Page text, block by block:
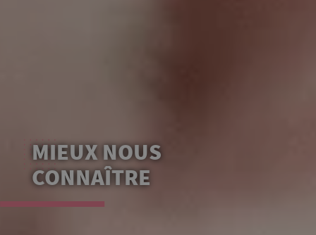
MIEUX NOUS
CONNAÎTRE